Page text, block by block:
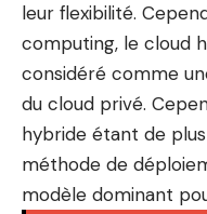
leur flexibilité.
computing, le cloud
considéré comme
du cloud privé.
hybride étant de
méthode de
modèle dominant